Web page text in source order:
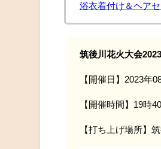
浴衣着付け＆ヘア
筑後川花火大会2023
【開催日】2023年
【開催時間】19時
【打ち上げ場所】